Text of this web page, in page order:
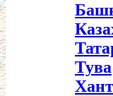
Тува